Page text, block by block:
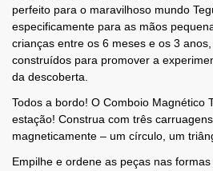
perfeito para o maravilhoso mundo
especificamente para as mãos
crianças entre os 6 meses e os 3
construídos para promover a
da descoberta.
Todos a bordo! O Comboio Magnético
estação! Construa com três
magneticamente – um círculo, um
Empilhe e ordene as peças nas